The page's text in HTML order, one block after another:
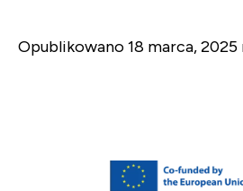
Opublikowano 18 marca, 2025